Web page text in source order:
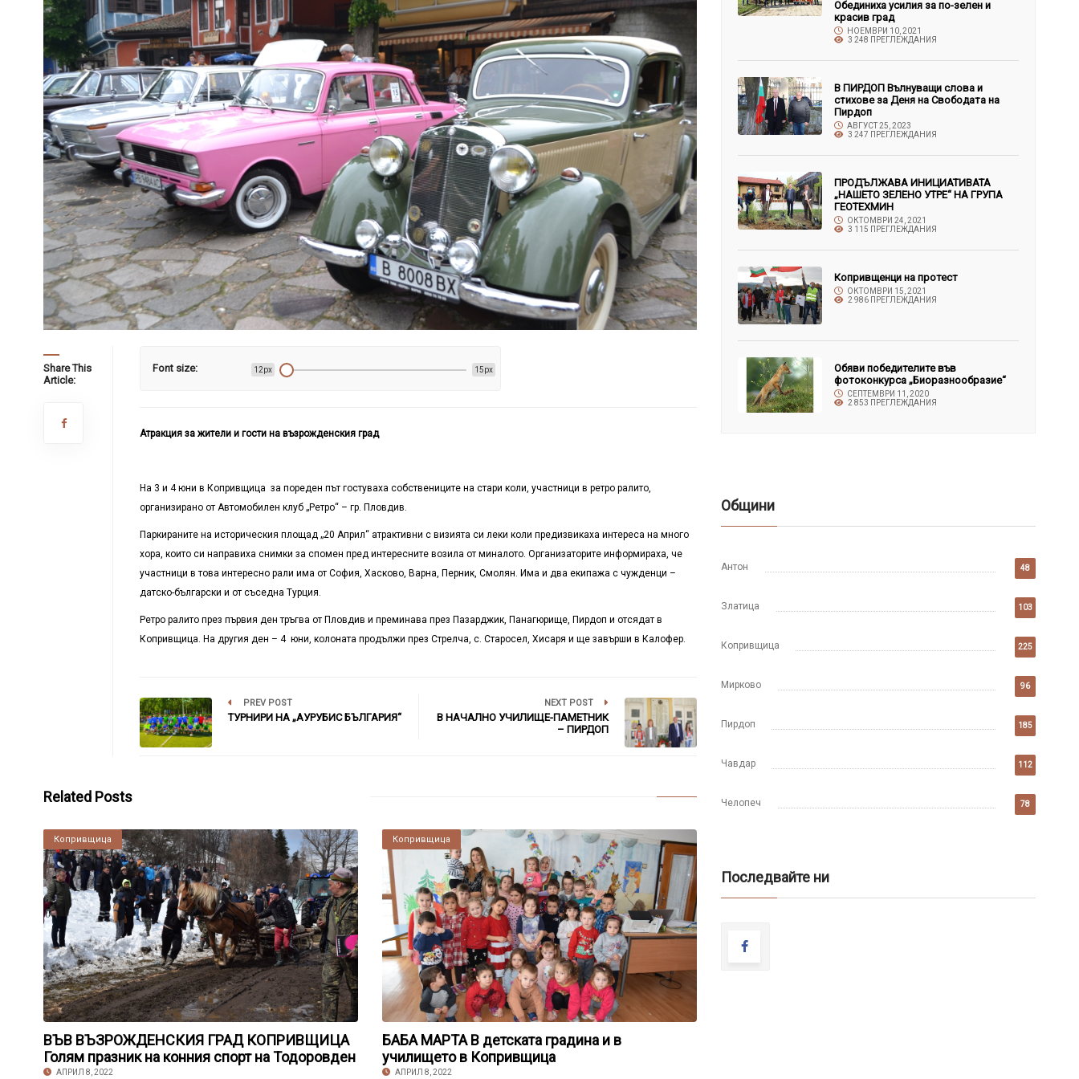
Share This
Article:
Font size: 12px 15px
Атракция за жители и гости на възрожденския град
На 3 и 4 юни в Копривщица за пореден път гостуваха собствениците на стари коли, участници в ретро ралито,
организирано от Автомобилен клуб „Ретро“ – гр. Пловдив.
Паркираните на историческия площад „20 Април“ атрактивни с визията си леки коли предизвикаха интереса на много
хора, които си направиха снимки за спомен пред интересните возила от миналото. Организаторите информираха, че
участници в това интересно рали има от София, Хасково, Варна, Перник, Смолян. Има и два екипажа с чужденци –
датско-български и от съседна Турция.
Ретро ралито през първия ден тръгва от Пловдив и преминава през Пазарджик, Панагюрище, Пирдоп и отсядат в
Копривщица. На другия ден – 4 юни, колоната продължи през Стрелча, с. Старосел, Хисаря и ще завърши в Калофер.
PREV POST
ТУРНИРИ НА „АУРУБИС БЪЛГАРИЯ“
NEXT POST
В НАЧАЛНО УЧИЛИЩЕ-ПАМЕТНИК
– ПИРДОП
Related Posts
Копривщица
ВЪВ ВЪЗРОЖДЕНСКИЯ ГРАД КОПРИВЩИЦА
Голям празник на конния спорт на Тодоровден
АПРИЛ 8, 2022
Копривщица
БАБА МАРТА В детската градина и в
училището в Копривщица
АПРИЛ 8, 2022
Обединиха усилия за по-зелен и
красив град
НОЕМВРИ 10, 2021
3 248 ПРЕГЛЕЖДАНИЯ
В ПИРДОП Вълнуващи слова и
стихове за Деня на Свободата на
Пирдоп
АВГУСТ 25, 2023
3 247 ПРЕГЛЕЖДАНИЯ
ПРОДЪЛЖАВА ИНИЦИАТИВАТА
„НАШЕТО ЗЕЛЕНО УТРЕ“ НА ГРУПА
ГЕОТЕХМИН
ОКТОМВРИ 24, 2021
3 115 ПРЕГЛЕЖДАНИЯ
Копривщенци на протест
ОКТОМВРИ 15, 2021
2 986 ПРЕГЛЕЖДАНИЯ
Обяви победителите във
фотоконкурса „Биоразнообразие“
СЕПТЕМВРИ 11, 2020
2 853 ПРЕГЛЕЖДАНИЯ
Общини
Антон 48
Златица 103
Копривщица 225
Мирково 96
Пирдоп 185
Чавдар 112
Челопеч 78
Последвайте ни